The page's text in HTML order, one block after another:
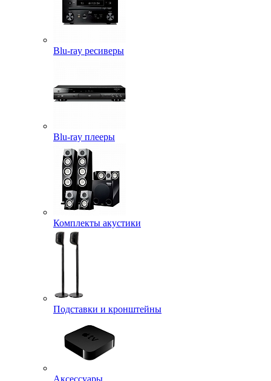
Blu-ray ресиверы
Blu-ray плееры
Комплекты акустики
Подставки и кронштейны